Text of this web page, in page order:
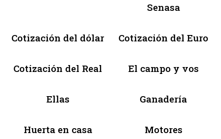
Senasa
Cotización del dólar Cotización del Euro
Cotización del Real El campo y vos
Ellas Ganadería
Huerta en casa Motores